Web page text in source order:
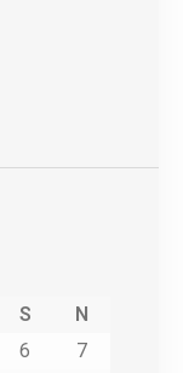
S
N
6
7